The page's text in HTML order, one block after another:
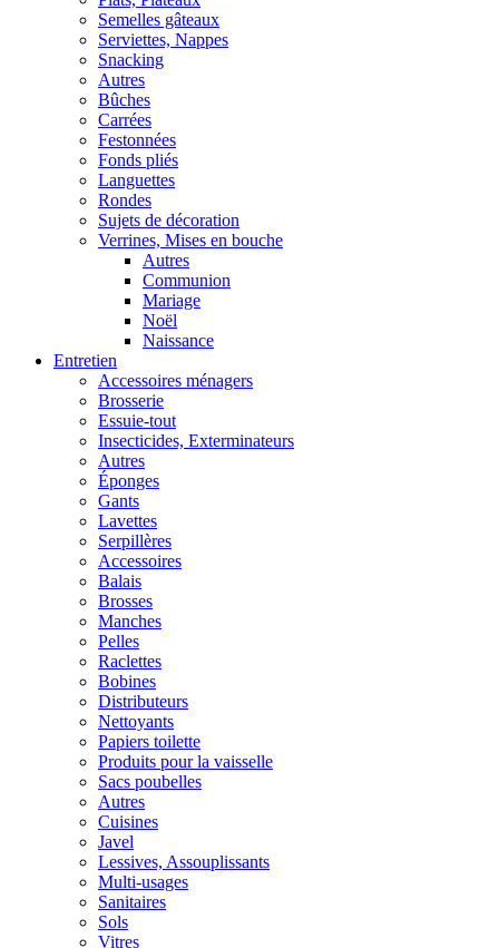
Semelles gâteaux
Serviettes, Nappes
Snacking
Autres
Bûches
Carrées
Festonnées
Fonds pliés
Languettes
Rondes
Sujets de décoration
Verrines, Mises en bouche
Autres
Communion
Mariage
Noël
Naissance
Entretien
Accessoires ménagers
Brosserie
Essuie-tout
Insecticides, Exterminateurs
Autres
Éponges
Gants
Lavettes
Serpillères
Accessoires
Balais
Brosses
Manches
Pelles
Raclettes
Bobines
Distributeurs
Nettoyants
Papiers toilette
Produits pour la vaisselle
Sacs poubelles
Autres
Cuisines
Javel
Lessives, Assouplissants
Multi-usages
Sanitaires
Sols
Vitres